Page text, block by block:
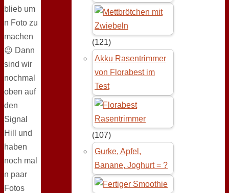
blieb um
n Foto zu
machen
😉 Dann
sind wir
nochmal
oben auf
den
Signal
Hill und
haben
noch mal
n paar
Fotos
(121)
Akku Rasentrimmer
von Florabest im
Test
(107)
Gurke, Apfel,
Banane, Joghurt = ?